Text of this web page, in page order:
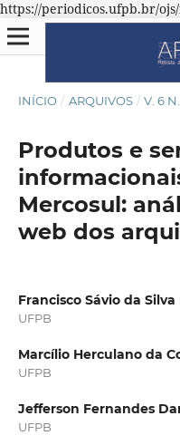
https://periodicos.ufpb.br/
INÍCIO / ARQUIVOS / V. 6
Produtos e
Mercosul:
web dos
Francisco Sávio da Silva
UFPB
Marcílio Herculano da
UFPB
Jefferson Fernandes
UFPB